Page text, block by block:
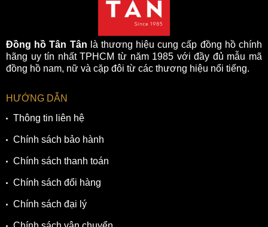
một lựa chọn tuyệt vời cho các quý ông đặc biệt với những
Bộ dây hoàn thiện xước phay bề mặt xen kẽ các liên kết giữ
Đồng hồ Tân Tân là thương hiệu cung cấp đồng hồ chính
hãng uy tín nhất TPHCM từ năm 1985 với đầy đủ mẫu mã
đồng hồ nam, nữ và cặp đôi từ các thương hiệu nổi tiếng.
HƯỚNG DẪN
Thông tin liên hệ
Chính sách bảo hành
Chính sách thanh toán
Chính sách đổi hàng
Chính sách đại lý